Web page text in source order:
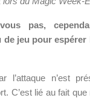
pas,
de jeu pour
l’attaque n’est
C’est lié au fait